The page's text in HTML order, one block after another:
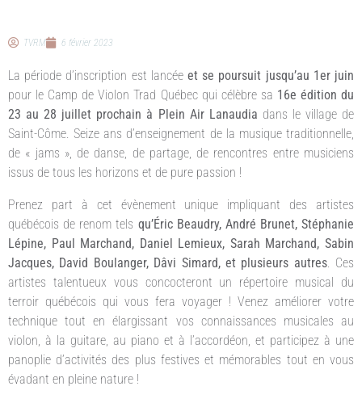
TVRM 6 février 2023
La période d’inscription est lancéeet se poursuit jusqu’au 1er juin
pour le Camp de Violon Trad Québec qui célèbre sa 16e édition du
23 au 28 juillet prochain à Plein Air Lanaudia dans le village de
Saint-Côme. Seize ans d’enseignement de la musique traditionnelle,
de « jams », de danse, de partage, de rencontres entre musiciens
issus de tous les horizons et de pure passion !
Prenez part à cet évènement unique impliquant des artistes
québécois de renom tels qu’Éric Beaudry, André Brunet, Stéphanie
Lépine, Paul Marchand, Daniel Lemieux, Sarah Marchand, Sabin
Jacques, David Boulanger, Dâvi Simard, et plusieurs autres. Ces
artistes talentueux vous concocteront un répertoire musical du
terroir québécois qui vous fera voyager ! Venez améliorer votre
technique tout en élargissant vos connaissances musicales au
violon, à la guitare, au piano et à l’accordéon, et participez à une
panoplie d’activités des plus festives et mémorables tout en vous
évadant en pleine nature !